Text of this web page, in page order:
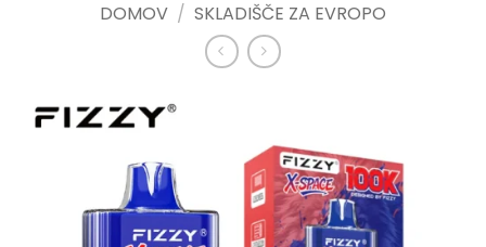
DOMOV / SKLADIŠČE ZA EVROPO